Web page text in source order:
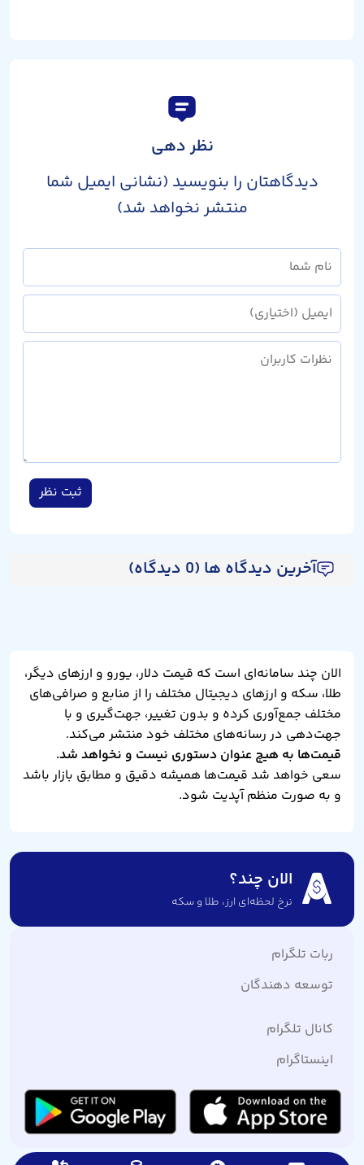
نظر دهی
دیدگاهتان را بنویسید (نشانی ایمیل شما
منتشر نخواهد شد)
ثبت نظر
آخرین دیدگاه ها (0 دیدگاه)
الان چند سامانه‌ای است که قیمت دلار، یورو و ارزهای دیگر،
طلا، سکه و ارزهای دیجیتال مختلف را از منابع و صرافی‌های
مختلف جمع‌آوری کرده و بدون تغییر، جهت‌گیری و با
جهت‌دهی در رسانه‌های مختلف خود منتشر می‌کند.
قیمت‌ها به هیچ عنوان دستوری نیست و نخواهد شد.
سعی خواهد شد قیمت‌ها همیشه دقیق و مطابق بازار باشد
و به صورت منظم آپدیت شود.
الان چند؟
نرخ لحظه‌ای ارز،‌ طلا و سکه
ربات تلگرام
توسعه دهندگان
کانال تلگرام
اینستاگرام